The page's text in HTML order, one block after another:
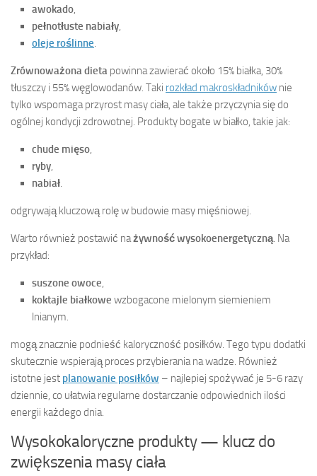
awokado,
pełnotłuste nabiały,
oleje roślinne.
Zrównoważona dieta powinna zawierać około 15% białka, 30%
tłuszczy i 55% węglowodanów. Taki rozkład makroskładników nie
tylko wspomaga przyrost masy ciała, ale także przyczynia się do
ogólnej kondycji zdrowotnej. Produkty bogate w białko, takie jak:
chude mięso,
ryby,
nabiał.
odgrywają kluczową rolę w budowie masy mięśniowej.
Warto również postawić nażywność wysokoenergetyczną. Na
przykład:
suszone owoce,
koktajle białkowe wzbogacone mielonym siemieniem
lnianym.
mogą znacznie podnieść kaloryczność posiłków. Tego typu dodatki
skutecznie wspierają proces przybierania na wadze. Również
istotne jest planowanie posiłków – najlepiej spożywać je 5-6 razy
dziennie, co ułatwia regularne dostarczanie odpowiednich ilości
energii każdego dnia.
Wysokokaloryczne produkty — klucz do
zwiększenia masy ciała